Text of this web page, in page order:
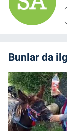
Bunlar da